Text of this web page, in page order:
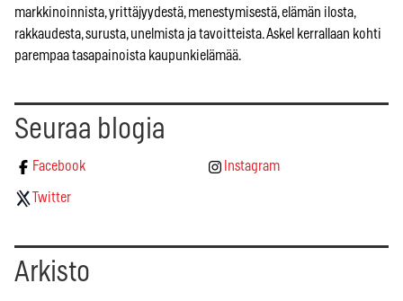
markkinoinnista, yrittäjyydestä, menestymisestä, elämän ilosta,
rakkaudesta, surusta, unelmista ja tavoitteista. Askel kerrallaan kohti
parempaa tasapainoista kaupunkielämää.
Seuraa blogia
Facebook Instagram
Twitter
Arkisto